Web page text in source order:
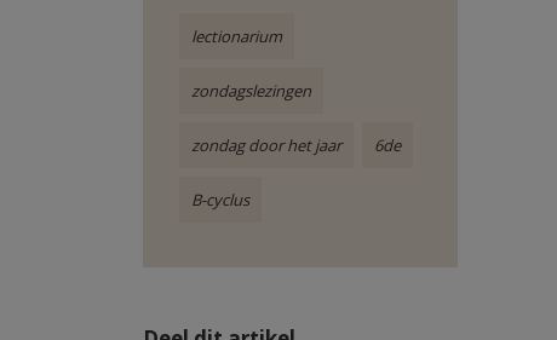
lectionarium
zondagslezingen
zondag door het jaar 6de
B-cyclus